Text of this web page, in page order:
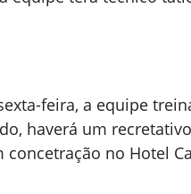
feira, a equipe
haverá um
concetração no Hotel